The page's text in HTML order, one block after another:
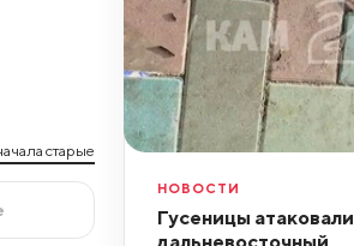
старые
НОВОСТИ
Гусеницы атаковали
дальневосточный